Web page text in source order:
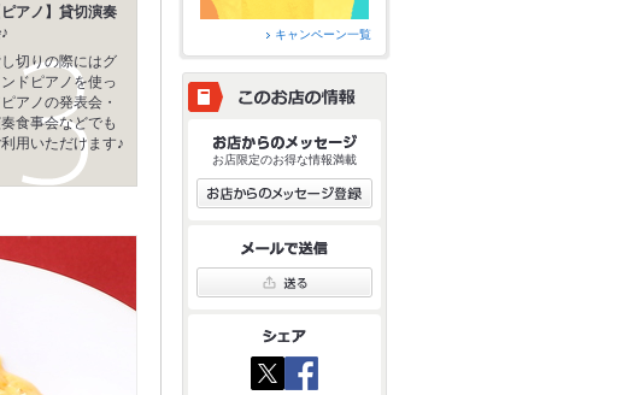
ピアノ】貸切演奏
切りの際にはグ
ドピアノを使っ
アノの発表会・
食事会などでも
利用いただけます♪
キャンペーン一覧
お店限定のお得な情報満載